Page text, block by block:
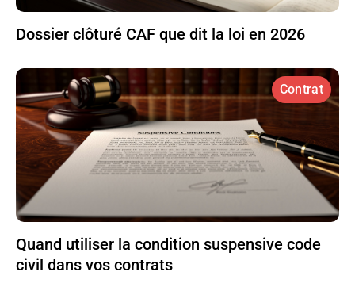
Dossier clôturé CAF que dit la loi en 2026
Contrat
Quand utiliser la condition suspensive code
civil dans vos contrats